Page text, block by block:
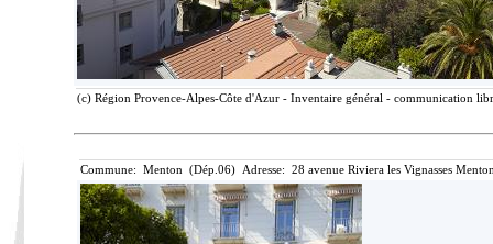
(c) Région Provence-Alpes-Côte d'Azur - Inventaire général - communication
Commune: Menton (Dép.06) Adresse: 28 avenue Riviera les Vignasses